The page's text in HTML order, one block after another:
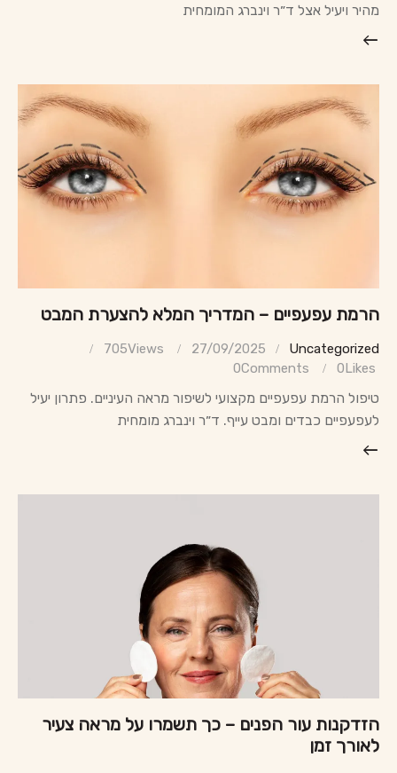
מהיר ויעיל אצל ד״ר וינברג המומחית
הרמת עפעפיים – המדריך המלא להצערת המבט
Uncategorized
27/09/2025
705Views
0 Likes
0Comments
טיפול הרמת עפעפיים מקצועי לשיפור מראה העיניים. פתרון יעיל
לעפעפיים כבדים ומבט עייף. ד״ר וינברג מומחית
הזדקנות עור הפנים – כך תשמרו על מראה צעיר
לאורך זמן